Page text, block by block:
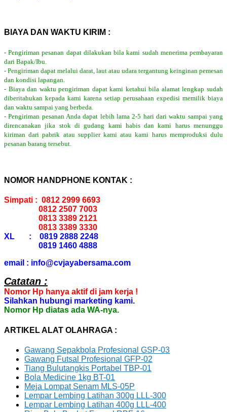
BIAYA DAN WAKTU KIRIM :
- Pengiriman pesanan dapat dilakukan bila kami sudah menerima pembayaran
dari Bapak/Ibu.
- Pengiriman dapat melalui darat, laut atau udara tergantung keinginan pemesan
dan kondisi lapangan.
- Biaya dan waktu pengiriman dapat kami ketahui bila alamat lengkap sudah
diberitahukan kepada kami karena setiap perusahaan expedisi memilik biaya
dan waktu sampai yang berbeda.
- Pengiriman pesanan Anda dapat lebih lama 2-5 hari dari waktu sampai yang
direncanakan jika stok di gudang kami habis dan kami harus menunggu
kiriman dari pabrik atau supplier kami atau kami harus memproduksi dulu
pesanan barang tersebut.
NOMOR HANDPHONE KONTAK :
Simpati : 0812 2999 6693
0812 2507 7003
0813 3389 2121
0813 3389 3330
XL : 0819 2888 2248
0819 1460 4888
email : info@cvjayabersama.com
Catatan :
Nomor Hp hanya aktif di jam kerja !
Silahkan hubungi marketing kami.
Nomor Hp diatas ada WA-nya.
ARTIKEL ALAT OLAHRAGA :
Gawang Sepakbola Profesional GSP-03
Gawang Futsal Profesional GFP-02
Tiang Bulutangkis Portabel TBP-01
Bola Medicine 1kg BT-01
Meja Lompat Senam MLS-05P
Lempar Lembing Latihan 300g LLL-300
Lempar Lembing Latihan 400g LLL-400